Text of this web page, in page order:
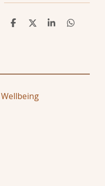
D
D
S
D